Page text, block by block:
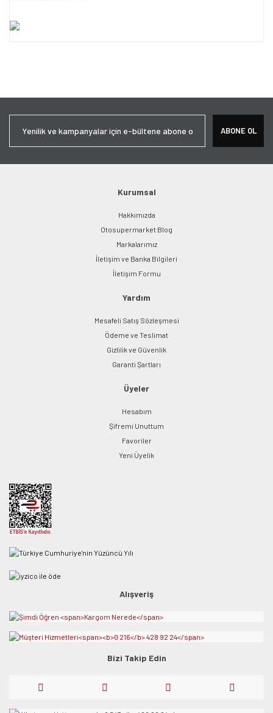
Ürün açıklamasında eksik bilgiler bulunuyor.
Bu ürüne benzer farklı alternatifler olmalı.
Gönder
ABONE OL
Kurumsal
Hakkımızda
Otosupermarket Blog
Markalarımız
İletişim ve Banka Bilgileri
İletişim Formu
Yardım
Mesafeli Satış Sözleşmesi
Ödeme ve Teslimat
Gizlilik ve Güvenlik
Garanti Şartları
Üyeler
Hesabım
Şifremi Unuttum
Favoriler
Yeni Üyelik
Alışveriş
Bizi Takip Edin